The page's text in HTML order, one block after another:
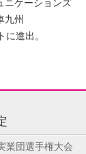
ケーションズ
州
進出。
業団選手権大会